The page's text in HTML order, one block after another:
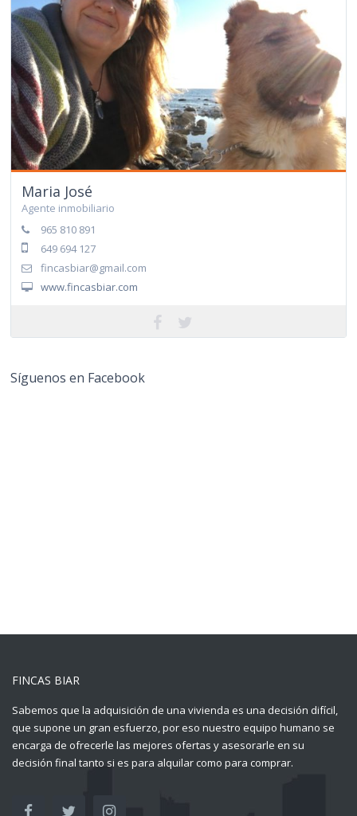
Maria José
Agente inmobiliario
965 810 891
649 694 127
fincasbiar@gmail.com
www.fincasbiar.com
Síguenos en Facebook
FINCAS BIAR
Sabemos que la adquisición de una vivienda es una decisión difícil,
que supone un gran esfuerzo, por eso nuestro equipo humano se
encarga de ofrecerle las mejores ofertas y asesorarle en su
decisión final tanto si es para alquilar como para comprar.